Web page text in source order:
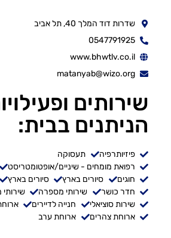
שדרות דוד המלך 40, תל אביב
0547791925
www.bhwtlv.co.il
matanyab@wizo.org
שירותים
הניתנים בבית:
פיזיותרפיה
תעסוקה
רפואת מומחים - שיניים/אופטומטריסט
חוגים
סיורים בארץ סיורים בארץ
חדר כושר
שירותי מספרה
שירות סוציאלי
חנייה לדיירים
ארוחת צהרים
ארוחת ערב